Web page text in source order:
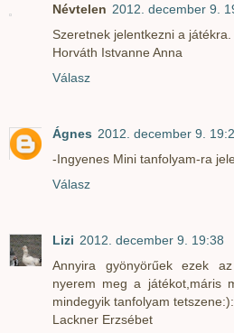
Névtelen 2012. december 9.
Szeretnek jelentkezni a játékra.
Horváth Istvanne Anna
Válasz
Ágnes 2012. december 9.
-Ingyenes Mini tanfolyam-ra
Válasz
Lizi 2012. december 9. 19:38
Annyira gyönyörűek ezek
nyerem meg a játékot,máris
mindegyik tanfolyam
Lackner Erzsébet